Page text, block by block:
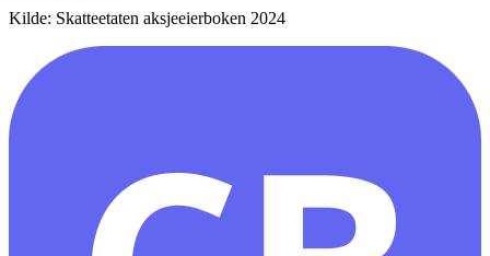
Kilde: Skatteetaten aksjeeierboken 2024